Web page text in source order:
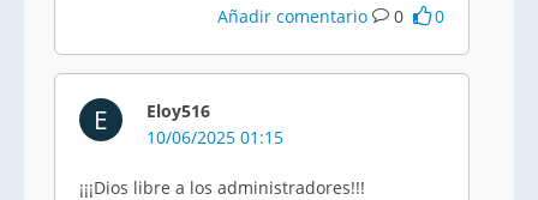
Añadir comentario 0 0
E
Eloy516
10/06/2025 01:15
¡¡¡Dios libre a los administradores!!!